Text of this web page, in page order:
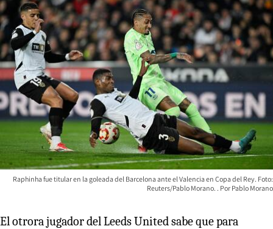
Raphinha fue titular en la goleada del Barcelona ante el Valencia en Copa del Rey. Foto:
Reuters/Pablo Morano.
Pablo Morano
El otrora jugador del Leeds United sabe que para